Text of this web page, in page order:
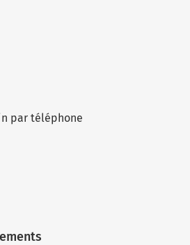
par téléphone